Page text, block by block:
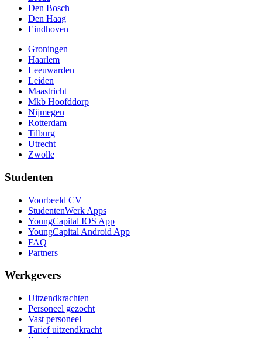
Den Bosch
Den Haag
Eindhoven
Groningen
Haarlem
Leeuwarden
Leiden
Maastricht
Mkb Hoofddorp
Nijmegen
Rotterdam
Tilburg
Utrecht
Zwolle
Studenten
Voorbeeld CV
StudentenWerk Apps
YoungCapital IOS App
YoungCapital Android App
FAQ
Partners
Werkgevers
Uitzendkrachten
Personeel gezocht
Vast personeel
Tarief uitzendkracht